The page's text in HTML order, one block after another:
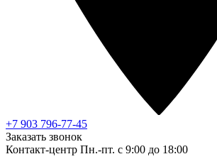
+7 903 796-77-45
Заказать звонок
Контакт-центр Пн.-пт. с 9:00 до 18:00